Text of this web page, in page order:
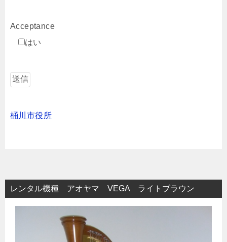
Acceptance
はい
桶川市役所
レンタル機種 アオヤマ VEGA ライトブラウン